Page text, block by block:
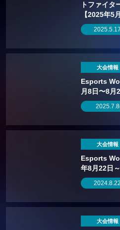
トファイタ
【2025年5
大会情報
Esports
月8日〜8月
大会情報
Esports
年8月22日～
大会情報